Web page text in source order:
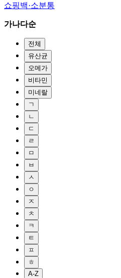
쇼핑백·소분통
가나다순
전체
유산균
오메가
비타민
미네랄
ㄱ
ㄴ
ㄷ
ㄹ
ㅁ
ㅂ
ㅅ
ㅇ
ㅈ
ㅊ
ㅋ
ㅌ
ㅍ
ㅎ
A-Z